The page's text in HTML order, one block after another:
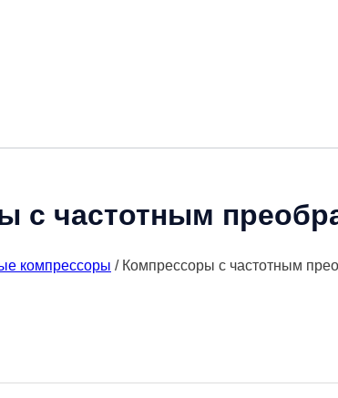
с частотным
компрессоры / Компрессоры с частотным